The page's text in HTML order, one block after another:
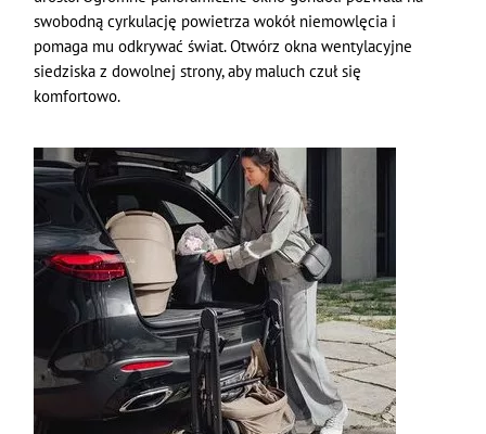
swobodną cyrkulację powietrza wokół niemowlęcia i
pomaga mu odkrywać świat. Otwórz okna wentylacyjne
siedziska z dowolnej strony, aby maluch czuł się
komfortowo.